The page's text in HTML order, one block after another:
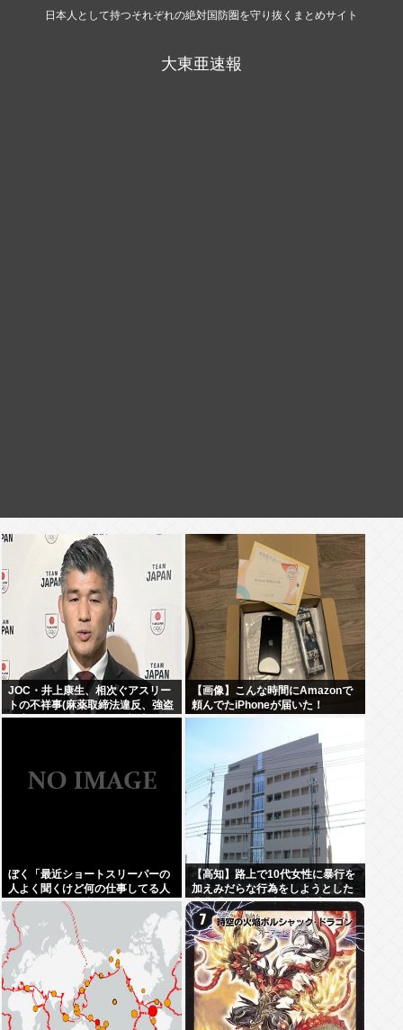
日本人として持つそれぞれの絶対国防圏を守り抜くまとめサイト
大東亜速報
JOC・井上康生、相次ぐアスリー
トの不祥事(麻薬取締法違反、強盗
傷害、危険運転致傷)にブチ切れ
【画像】こんな時間にAmazonで
頼んでたiPhoneが届いた！
ぼく「最近ショートスリーパーの
人よく聞くけど何の仕事してる人
なんやろ、wiki読んでみるか」
【高知】路上で10代女性に暴行を
加えみだらな行為をしようとした
農業手伝いの38歳男を逮捕…男は
7月にも下半身露出の疑いで逮
捕・起訴